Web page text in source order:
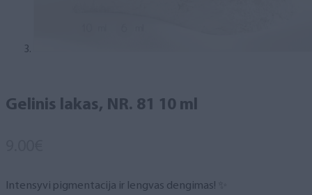
Gelinis lakas, NR. 81 10 ml
Intensyvi pigmentacija ir lengvas dengimas! ✨